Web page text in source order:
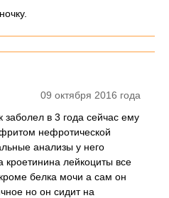
09 октября 2016 года
заболел в 3 года сейчас ему
нефротической
анализы у него
лейкоциты все
белка мочи а сам он
но он сидит на